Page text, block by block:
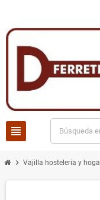
view_headline
chevron_right Vajilla hosteleria y